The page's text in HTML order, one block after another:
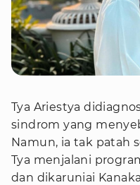
Tya Ariestya
sindrom yang
Namun, ia tak patah
Tya menjalani
dan dikaruniai